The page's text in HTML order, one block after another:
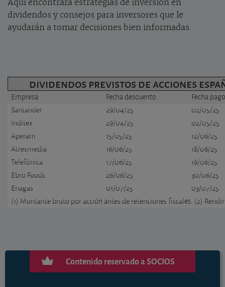
Aquí encontrará estrategias de inversión en
dividendos y consejos para inversores que le
ayudarán a tomar decisiones bien informadas.
dividendos previstos de acciones
Empresa Fecha descuento
Fecha
Santander
29/04/25
02/05/25
Inditex
29/04/25
02/05/25
Aperam
15/05/25
12/06/25
Atresmedia
16/06/25
18/06/25
Telefónica
17/06/25
19/06/25
Ebro Foods
26/06/25
30/06/25
Enagas
01/07/25
03/07/25
(1) Montante bruto por acción antes de retenciones fiscales. (2)
Contenido reservado a SOCIOS